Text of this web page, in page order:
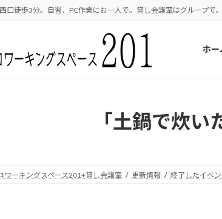
口徒歩3分。自習、PC作業にお一人で。貸し会議室はグループで
ホー
「土鍋で炊
ワーキングスペース201+貸し会議室 更新情報 終了したイベン